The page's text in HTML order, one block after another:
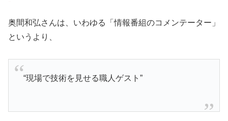
奥間和弘さんは、いわゆる「情報番組のコメンテーター」
というより、
“現場で技術を見せる職人ゲスト”